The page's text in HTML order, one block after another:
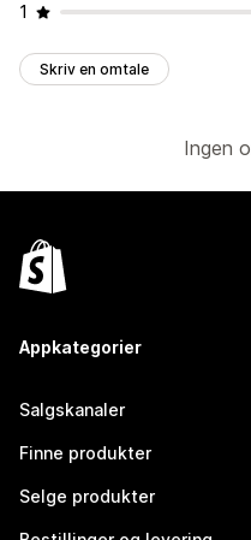
1
Skriv en omtale
Ingen
Appkategorier
Salgskanaler
Finne produkter
Selge produkter